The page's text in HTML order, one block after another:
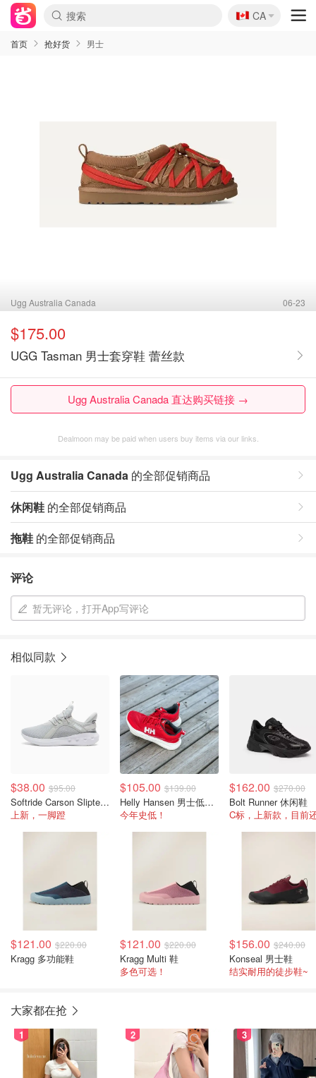
🇨🇦
CA
首页 抢好货 男士
Ugg Australia Canada 06-23
$175.00
UGG Tasman 男士套穿鞋 蕾丝款
Ugg Australia Canada 直达购买链接 →
Dealmoon may be paid when users buy items via our links.
Ugg Australia Canada 的全部促销商品
休闲鞋 的全部促销商品
拖鞋 的全部促销商品
评论
暂无评论，打开App写评论
相似同款
$38.00 $95.00
Softride Carson Sliptech 男士一脚蹬休闲鞋
上新，一脚蹬
$105.00 $139.00
Helly Hansen 男士低帮帆船鞋
今年史低！
$162.00 $270.00
Bolt Runner 休闲鞋
$121.00 $220.00
Kragg 多功能鞋
$121.00 $220.00
Kragg Multi 鞋
多色可选！
$156.00 $240.00
Konseal 男士鞋
结实耐用的徒步鞋~
大家都在抢
1 2 3